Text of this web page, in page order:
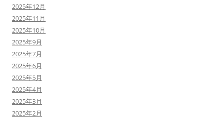
2025年12月
2025年11月
2025年10月
2025年9月
2025年7月
2025年6月
2025年5月
2025年4月
2025年3月
2025年2月